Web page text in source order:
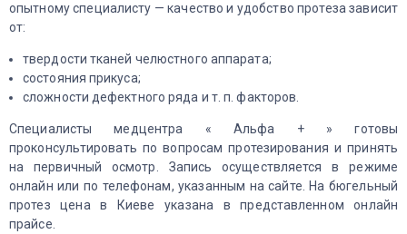
опытному специалисту — качество и удобство протеза зависит
от:
твердости тканей челюстного аппарата;
состояния прикуса;
сложности дефектного ряда и т. п. факторов.
Специалисты медцентра « Альфа + » готовы
проконсультировать по вопросам протезирования и принять
на первичный осмотр. Запись осуществляется в режиме
онлайн или по телефонам, указанным на сайте. На бюгельный
протез цена в Киеве указана в представленном онлайн
прайсе.